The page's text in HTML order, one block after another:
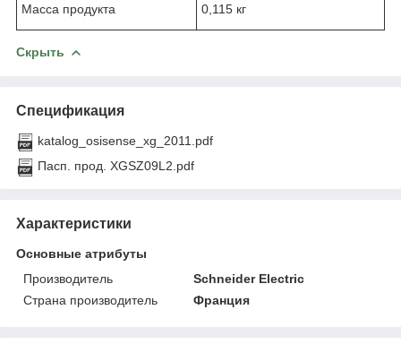
Масса продукта 0,115 кг
Скрыть
Спецификация
katalog_osisense_xg_2011.pdf
Пасп. прод. XGSZ09L2.pdf
Характеристики
Основные атрибуты
Производитель
Schneider Electric
Страна производитель
Франция